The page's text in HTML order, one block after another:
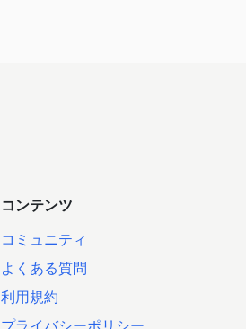
コンテンツ
コミュニティ
よくある質問
利用規約